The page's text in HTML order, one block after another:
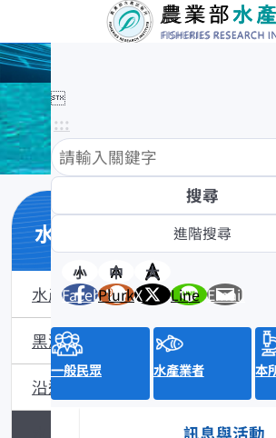
農業部水產試驗

:::
小 中
大
Facebook
PlurkX Line Email
一般民眾 水產業者 本
訊息與活動
水產數位典藏
水產數位典藏介紹
黑潮漁業數位典藏
沿近海標本數位典藏